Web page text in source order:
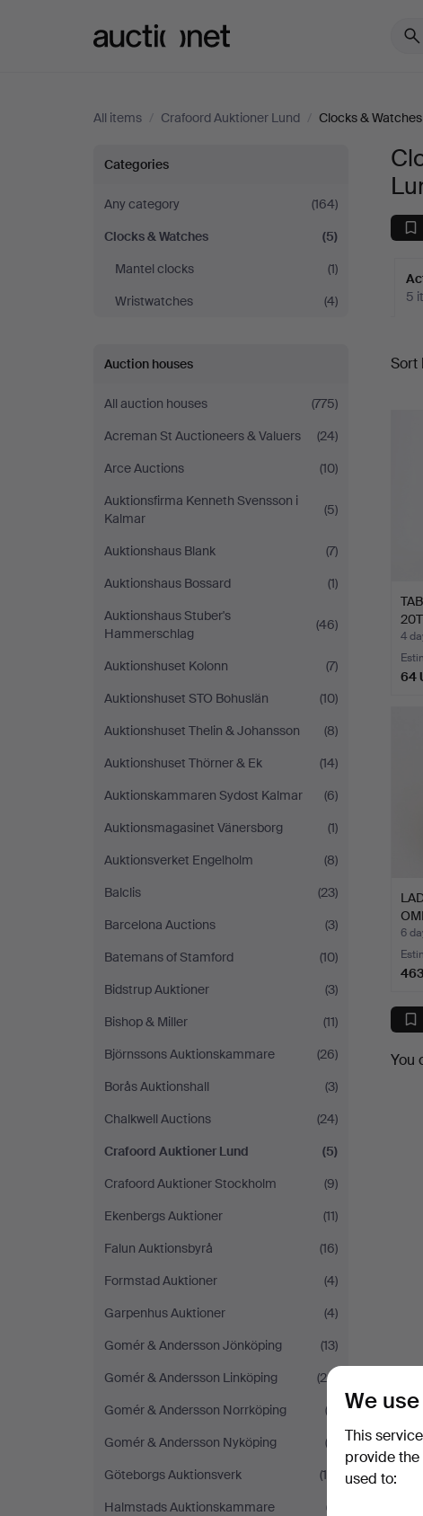
All items / Crafoord Auktioner Lund / Clocks & Watches
Clocks
&
Watches
at
Auktioner
Lund
Categories
Any category
(164)
Clocks & Watches
(5)
Mantel clocks
(1)
Wristwatches
(4)
Auction houses
All auction houses
(775)
Acreman St Auctioneers & Valuers
(24)
Arce Auctions
(10)
Auktionsfirma Kenneth Svensson i
Kalmar
(5)
Auktionshaus Blank
(7)
Auktionshaus Bossard
(1)
Auktionshaus Stuber's
Hammerschlag
(46)
Auktionshuset Kolonn
(7)
Auktionshuset STO Bohuslän
(10)
Auktionshuset Thelin & Johansson
(8)
Auktionshuset Thörner & Ek
(14)
Auktionskammaren Sydost Kalmar
(6)
Auktionsmagasinet Vänersborg
(1)
Auktionsverket Engelholm
(8)
Balclis
(23)
Barcelona Auctions
(3)
Batemans of Stamford
(10)
Bidstrup Auktioner
(3)
Bishop & Miller
(11)
Björnssons Auktionskammare
(26)
Borås Auktionshall
(3)
Chalkwell Auctions
(24)
Crafoord Auktioner Lund
(5)
Crafoord Auktioner Stockholm
(9)
Ekenbergs Auktioner
(11)
Falun Auktionsbyrå
(16)
Formstad Auktioner
(4)
Garpenhus Auktioner
(4)
Gomér & Andersson Jönköping
(13)
Gomér & Andersson Linköping
(24)
Gomér & Andersson Norrköping
(3)
Gomér & Andersson Nyköping
(3)
Göteborgs Auktionsverk
(16)
Halmstads Auktionskammare
(7)
5
Sort
4
64
…
6
You
We
This
provide
used to: